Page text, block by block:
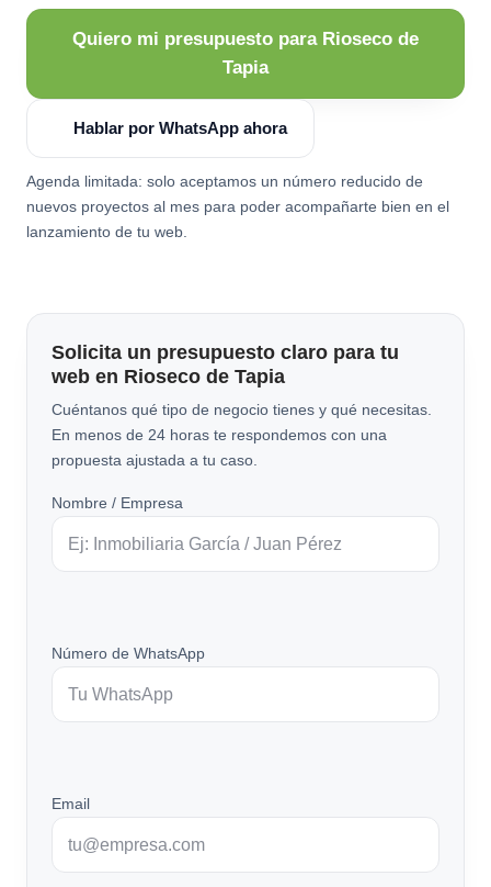
Quiero mi presupuesto para Rioseco de
Tapia
Hablar por WhatsApp ahora
Agenda limitada: solo aceptamos un número reducido de
nuevos proyectos al mes para poder acompañarte bien en el
lanzamiento de tu web.
Solicita un presupuesto claro para tu
web en Rioseco de Tapia
Cuéntanos qué tipo de negocio tienes y qué necesitas.
En menos de 24 horas te respondemos con una
propuesta ajustada a tu caso.
Nombre / Empresa
Número de WhatsApp
Email